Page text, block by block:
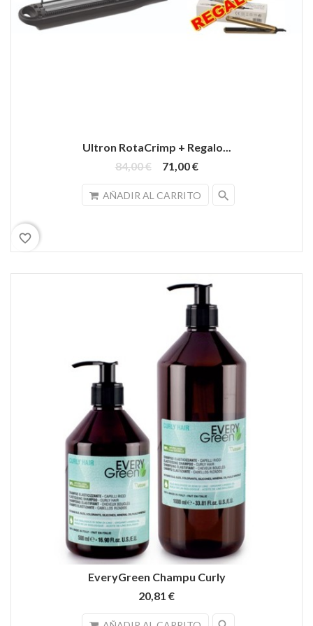
Ultron RotaCrimp + Regalo...
84,00 €
71,00 €
AÑADIR AL CARRITO search
favorite_border
EveryGreen Champu Curly
20,81 €